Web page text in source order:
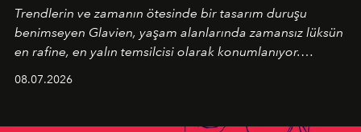
Trendlerin ve zamanın ötesinde bir tasarım duruşu
benimseyen Glavien, yaşam alanlarında zamansız lüksün
en rafine, en yalın temsilcisi olarak konumlanıyor.
08.07.2026